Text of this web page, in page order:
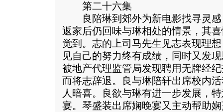
第二十六集
良陪琳到郊外为新电影找寻灵感
返家后仍回味与琳相处的情景，其
觉到。志的上司马先生见志表现理
见自己的努力终有成绩，同时又发
被地产代理监管局发现聘用无牌经
而将志辞退。良与琳陪轩出席校内
人暗喜。良欲与琳有进一步发展，
宴。琴盛装出席娴晚宴又主动帮助